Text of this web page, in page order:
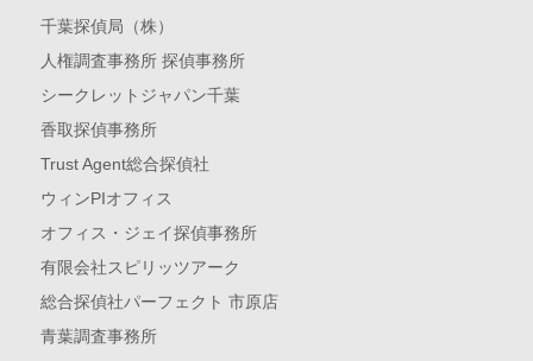
千葉探偵局（株）
人権調査事務所 探偵事務所
シークレットジャパン千葉
香取探偵事務所
Trust Agent総合探偵社
ウィンPIオフィス
オフィス・ジェイ探偵事務所
有限会社スピリッツアーク
総合探偵社パーフェクト 市原店
青葉調査事務所